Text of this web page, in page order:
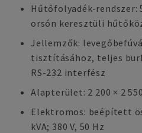
Hűtőfolyadék-rendszer:
orsón keresztüli
Jellemzők:
tisztításához, teljes
RS-232 interfész
Alapterület: 2 200 × 2
Elektromos: beépített
kVA; 380 V, 50 Hz